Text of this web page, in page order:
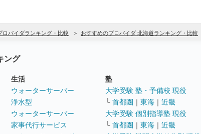
ロバイダランキング・比較 おすすめのプロバイダ 北海道ランキング・比較
ング
生活
ウォーターサーバー
浄水型
ウォーターサーバー
家事代行サービス
塾
大学受験 塾・予備校 現役
└ 首都圏 ｜ 東海 ｜ 近畿
大学受験 個別指導塾 現役
└ 首都圏 ｜ 東海 ｜ 近畿